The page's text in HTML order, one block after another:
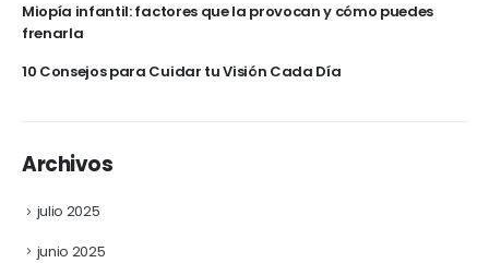
Miopía infantil: factores que la provocan y cómo puedes
frenarla
10 Consejos para Cuidar tu Visión Cada Día
Archivos
julio 2025
junio 2025